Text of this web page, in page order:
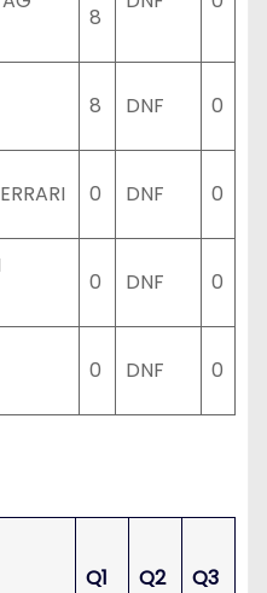
8
8 DNF 0
0 DNF 0
0 DNF 0
0 DNF 0
Q1 Q2 Q3